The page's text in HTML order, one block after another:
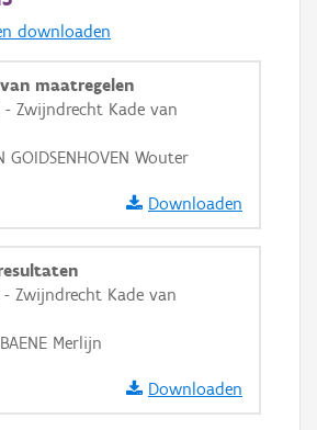
downloaden
maatregelen
- Zwijndrecht Kade van
GOIDSENHOVEN Wouter
Downloaden
- Zwijndrecht Kade van
Merlijn
Downloaden